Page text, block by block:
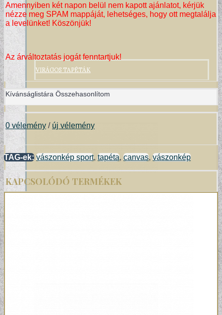
VIRÁGOS TAPÉTÁK
Amennyiben két napon belül nem kapott ajánlatot, kérjük
nézze meg SPAM mappáját, lehetséges, hogy ott megtalálja
a levelünket! Köszönjük!
Az árváltoztatás jogát fenntartjuk!
Kívánságlistára Összehasonlítom
0 vélemény / új vélemény
TAG-ek: vászonkép sport, tapéta, canvas, vászonkép
KAPCSOLÓDÓ TERMÉKEK